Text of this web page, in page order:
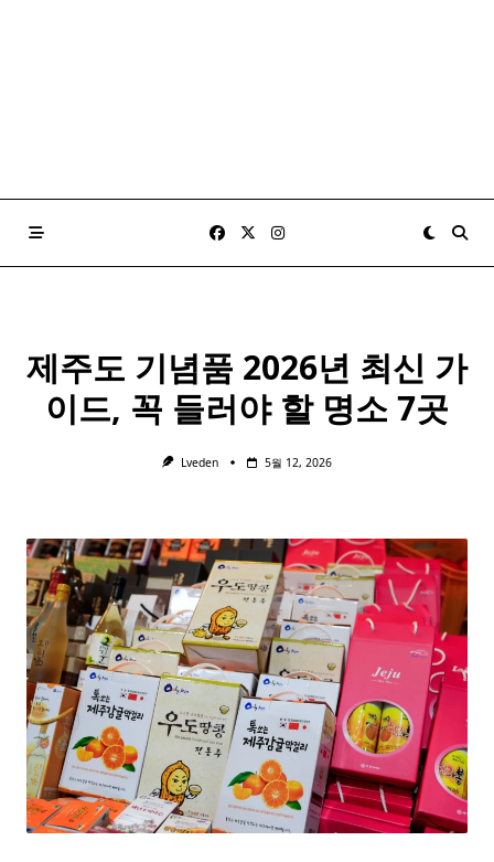
제주도 기념품 2026년 최신 가
이드, 꼭 들러야 할 명소 7곳
Lveden 5월 12, 2026